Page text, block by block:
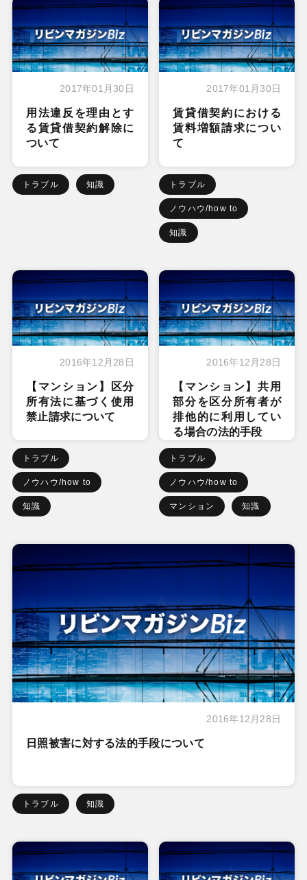
2017年01月30日
用法違反を理由とす
る賃貸借契約解除に
ついて
トラブル 知識
2017年01月30日
賃貸借契約における
賃料増額請求につい
て
トラブル
ノウハウ/how to
知識
2016年12月28日
【マンション】区分
所有法に基づく使用
禁止請求について
トラブル
ノウハウ/how to
知識
2016年12月28日
【マンション】共用
部分を区分所有者が
排他的に利用してい
る場合の法的手段
トラブル
ノウハウ/how to
マンション 知識
2016年12月28日
日照被害に対する法的手段について
トラブル 知識